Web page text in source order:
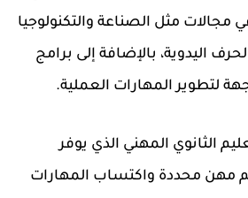
مثل الصناعة والتكنولوجيا
اليدوية، بالإضافة إلى برامج
لتطوير المهارات العملية.
الثانوي المهني الذي يوفر
مهن محددة واكتساب المهارات